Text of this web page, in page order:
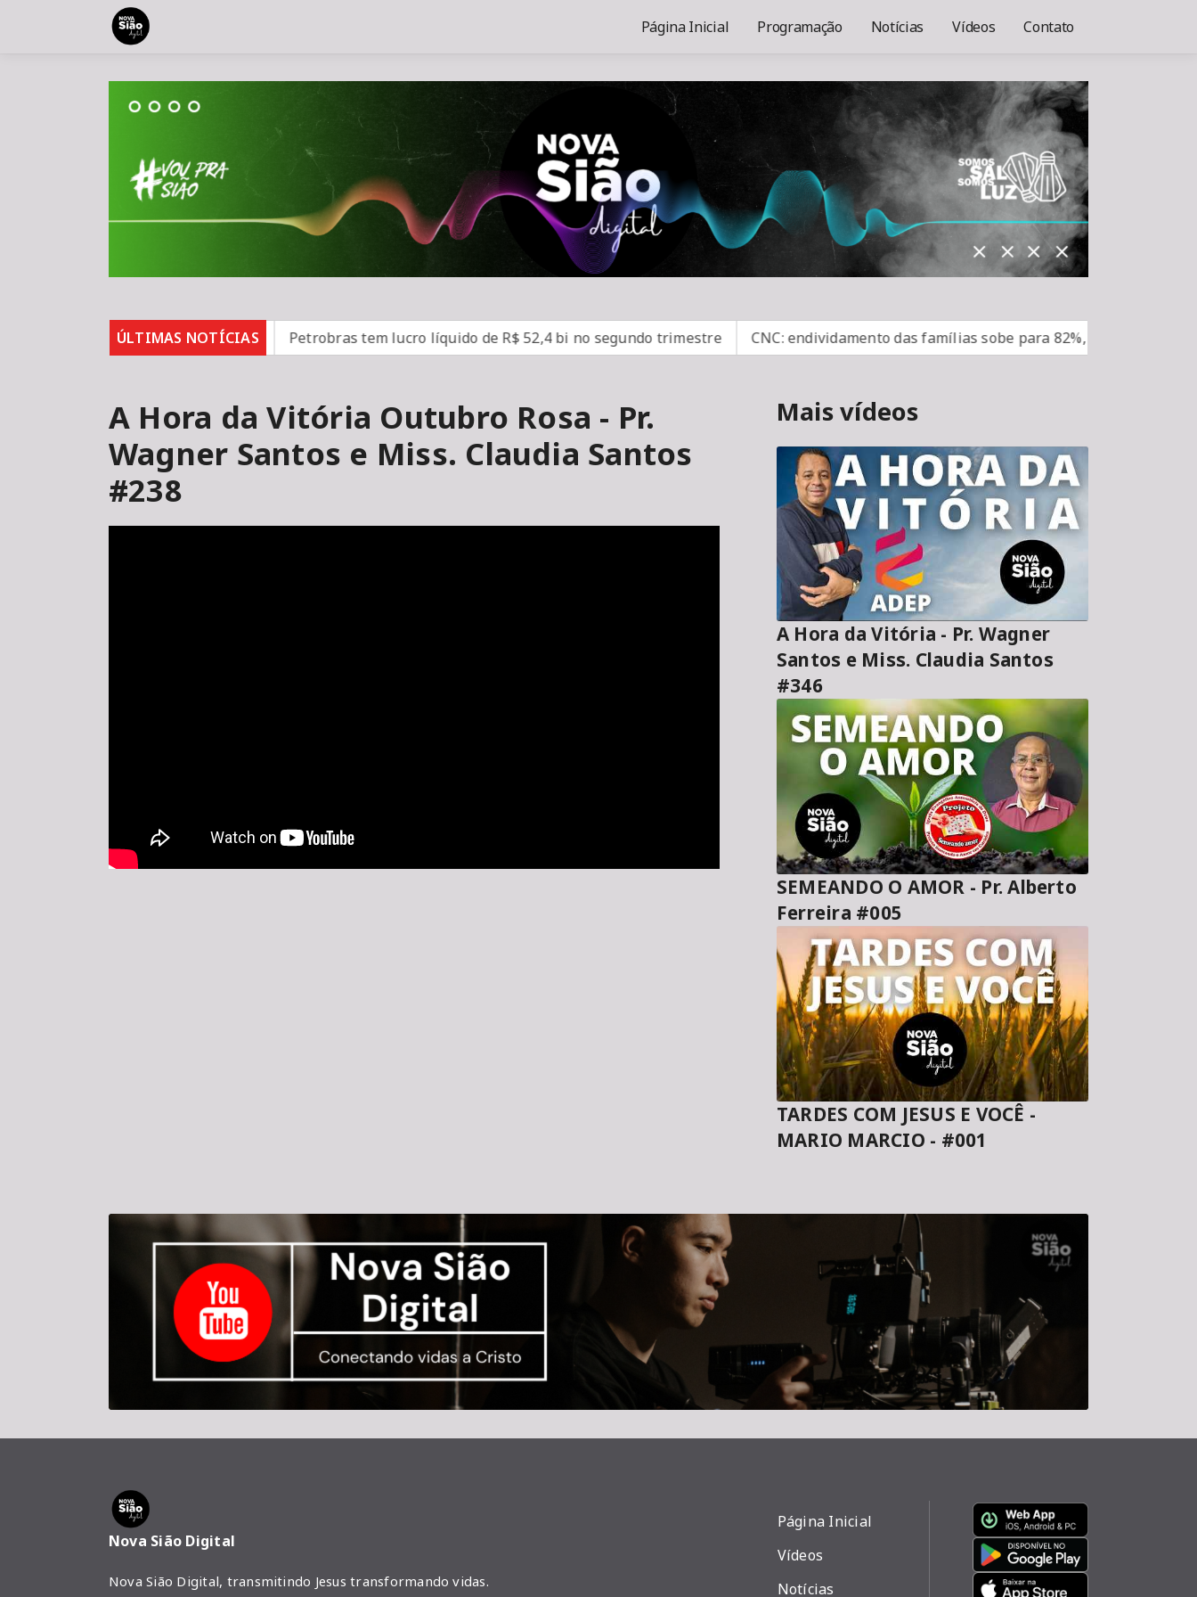
Página Inicial Programação Notícias Vídeos Contato
ÚLTIMAS NOTÍCIAS
em bares e restaurantes Petrobras tem lucro líquido de R$ 52,4 bi no segundo trimestre CNC: endividamento das famílias sobe para 82%, mas inadimplência
A Hora da Vitória Outubro Rosa - Pr.
Wagner Santos e Miss. Claudia Santos
#238
Mais vídeos
A Hora da Vitória - Pr. Wagner
Santos e Miss. Claudia Santos
#346
SEMEANDO O AMOR - Pr. Alberto
Ferreira #005
TARDES COM JESUS E VOCÊ -
MARIO MARCIO - #001
Nova Sião Digital
Nova Sião Digital, transmitindo Jesus transformando vidas.
Página Inicial
Vídeos
Notícias